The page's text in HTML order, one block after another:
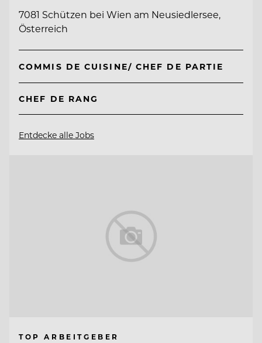
7081 Schützen bei Wien am Neusiedlersee,
Österreich
COMMIS DE CUISINE/ CHEF DE PARTIE
CHEF DE RANG
Entdecke alle Jobs
TOP ARBEITGEBER